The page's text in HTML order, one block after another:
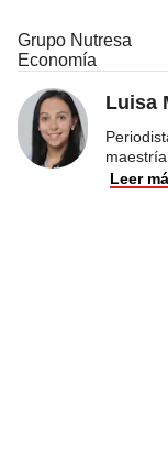
Grupo Nutresa
Economía
Luisa
Leer